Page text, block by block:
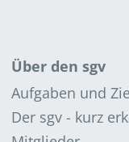
Über den sgv
Aufgaben und
Der sgv - kurz